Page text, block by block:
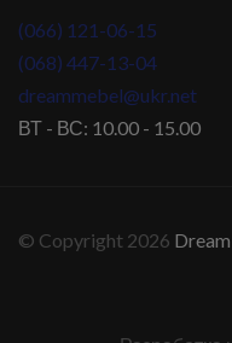
(066) 121-06-15
(068) 447-13-04
dreammebel@ukr.net
ВТ - ВС: 10.00 - 15.00
© Copyright 2026